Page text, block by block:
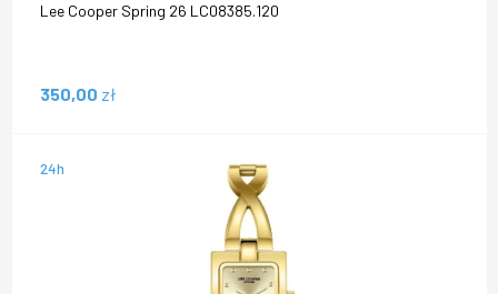
Lee Cooper Spring 26 LC08385.120
350,00 zł
24h